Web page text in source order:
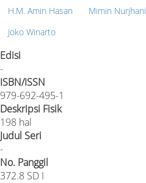
H.M. Amin Hasan
Mimin Nurjhani
Joko Winarto
Edisi
-
ISBN/ISSN
979-692-495-1
Deskripsi Fisik
198 hal
Judul Seri
-
No. Panggil
372.8 SD I